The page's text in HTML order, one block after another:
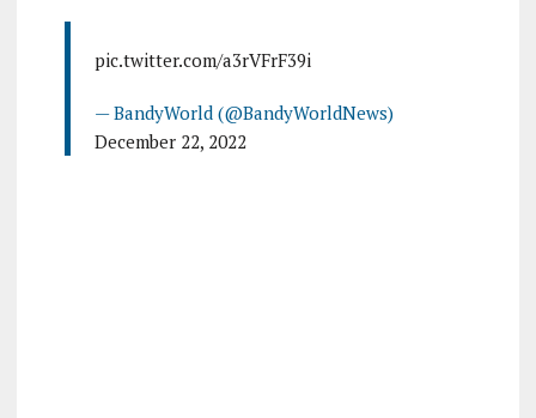
pic.twitter.com/a3rVFrF39i
— BandyWorld (@BandyWorldNews)
December 22, 2022